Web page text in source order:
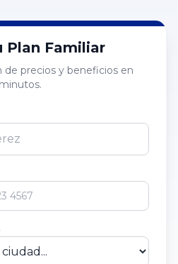
Plan Familiar
de precios y beneficios en
minutos.